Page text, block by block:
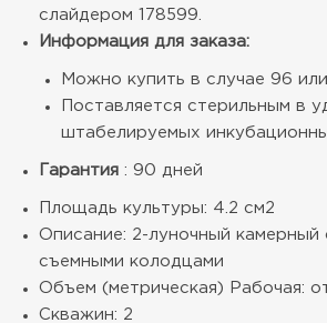
слайдером 178599.
Информация для заказа:
Можно купить в случае 96
Поставляется стерильным в
штабелируемых
Гарантия : 90 дней
Площадь культуры: 4.2 см2
Описание: 2-луночный камерный
съемными колодцами
Объем (метрическая) Рабочая:
Скважин: 2